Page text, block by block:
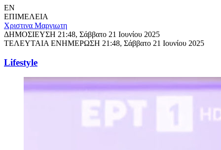
EN
ΕΠΙΜΕΛΕΙΑ
Χριστινα Μαργιωτη
ΔΗΜΟΣΙΕΥΣΗ 21:48, Σάββατο 21 Ιουνίου 2025
ΤΕΛΕΥΤΑΙΑ ΕΝΗΜΕΡΩΣΗ 21:48, Σάββατο 21 Ιουνίου 2025
Lifestyle